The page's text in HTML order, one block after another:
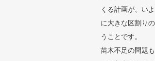
くる計画が、い
に大きな区割り
うことです。
苗木不足の問題